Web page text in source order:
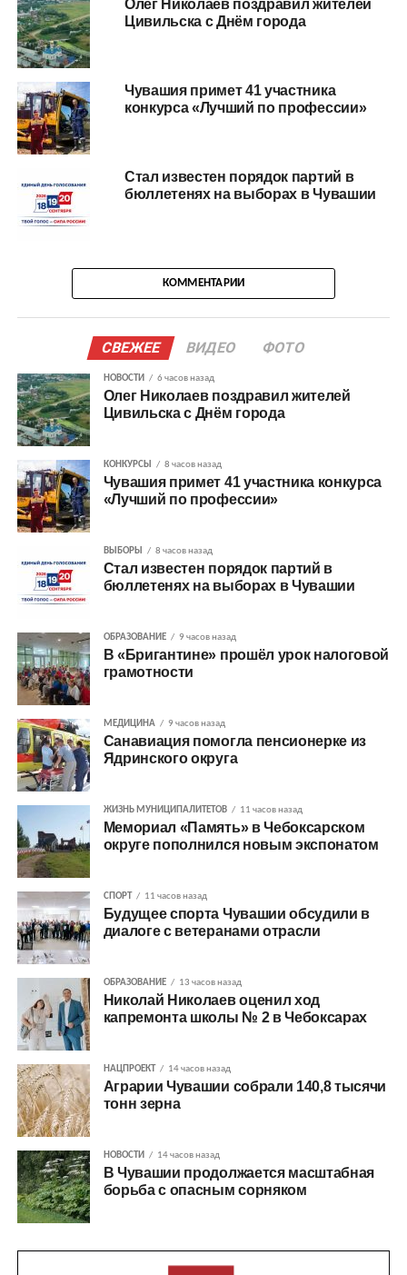
Олег Николаев поздравил жителей
Цивильска с Днём города
Чувашия примет 41 участника
конкурса «Лучший по профессии»
Стал известен порядок партий в
бюллетенях на выборах в Чувашии
КОММЕНТАРИИ
СВЕЖЕЕ ВИДЕО ФОТО
НОВОСТИ 6 часов назад
Олег Николаев поздравил жителей
Цивильска с Днём города
КОНКУРСЫ 8 часов назад
Чувашия примет 41 участника конкурса
«Лучший по профессии»
ВЫБОРЫ 8 часов назад
Стал известен порядок партий в
бюллетенях на выборах в Чувашии
ОБРАЗОВАНИЕ 9 часов назад
В «Бригантине» прошёл урок налоговой
грамотности
МЕДИЦИНА 9 часов назад
Санавиация помогла пенсионерке из
Ядринского округа
ЖИЗНЬ МУНИЦИПАЛИТЕТОВ 11 часов назад
Мемориал «Память» в Чебоксарском
округе пополнился новым экспонатом
СПОРТ 11 часов назад
Будущее спорта Чувашии обсудили в
диалоге с ветеранами отрасли
ОБРАЗОВАНИЕ 13 часов назад
Николай Николаев оценил ход
капремонта школы № 2 в Чебоксарах
НАЦПРОЕКТ 14 часов назад
Аграрии Чувашии собрали 140,8 тысячи
тонн зерна
НОВОСТИ 14 часов назад
В Чувашии продолжается масштабная
борьба с опасным сорняком